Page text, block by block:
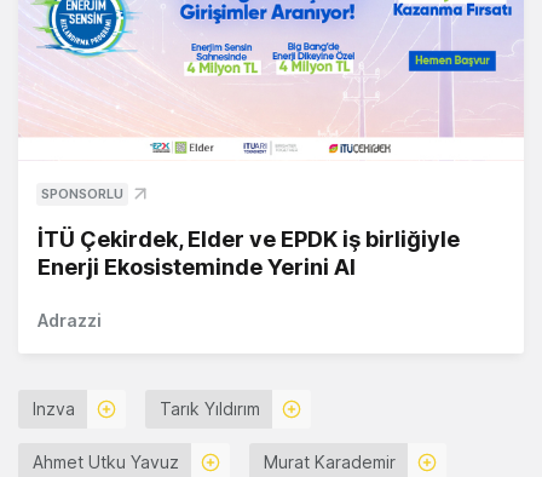
SPONSORLU
İTÜ Çekirdek, Elder ve EPDK iş birliğiyle
Enerji Ekosisteminde Yerini Al
Adrazzi
Inzva Tarık Yıldırım
Ahmet Utku Yavuz Murat Karademir